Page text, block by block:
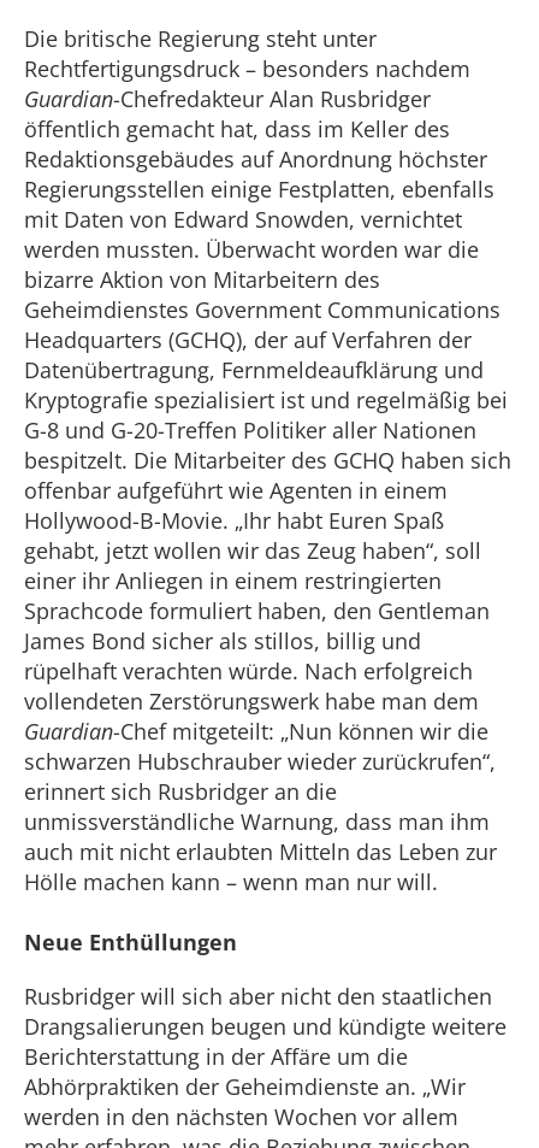
Die britische Regierung steht unter
Rechtfertigungsdruck – besonders nachdem
Guardian-Chefredakteur Alan Rusbridger
öffentlich gemacht hat, dass im Keller des
Redaktionsgebäudes auf Anordnung höchster
Regierungsstellen einige Festplatten, ebenfalls
mit Daten von Edward Snowden, vernichtet
werden mussten. Überwacht worden war die
bizarre Aktion von Mitarbeitern des
Geheimdienstes Government Communications
Headquarters (GCHQ), der auf Verfahren der
Datenübertragung, Fernmeldeaufklärung und
Kryptografie spezialisiert ist und regelmäßig bei
G-8 und G-20-Treffen Politiker aller Nationen
bespitzelt. Die Mitarbeiter des GCHQ haben sich
offenbar aufgeführt wie Agenten in einem
Hollywood-B-Movie. „Ihr habt Euren Spaß
gehabt, jetzt wollen wir das Zeug haben“, soll
einer ihr Anliegen in einem restringierten
Sprachcode formuliert haben, den Gentleman
James Bond sicher als stillos, billig und
rüpelhaft verachten würde. Nach erfolgreich
vollendeten Zerstörungswerk habe man dem
Guardian-Chef mitgeteilt: „Nun können wir die
schwarzen Hubschrauber wieder zurückrufen“,
erinnert sich Rusbridger an die
unmissverständliche Warnung, dass man ihm
auch mit nicht erlaubten Mitteln das Leben zur
Hölle machen kann – wenn man nur will.
Neue Enthüllungen
Rusbridger will sich aber nicht den staatlichen
Drangsalierungen beugen und kündigte weitere
Berichterstattung in der Affäre um die
Abhörpraktiken der Geheimdienste an. „Wir
werden in den nächsten Wochen vor allem